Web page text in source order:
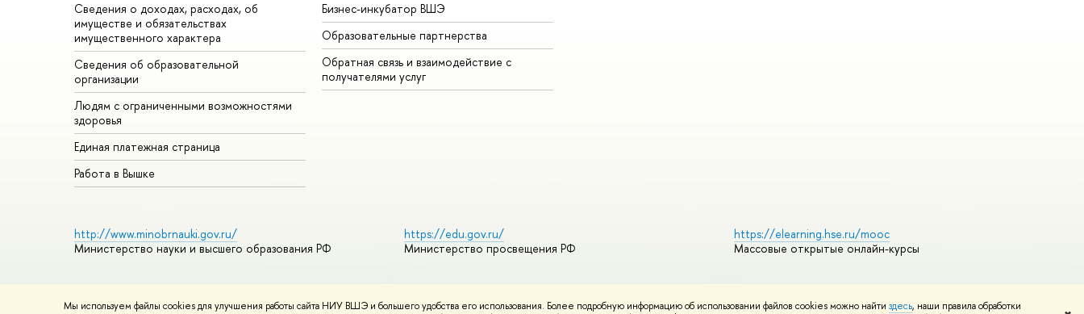
Мы используем файлы cookies для улучшения работы сайта НИУ ВШЭ и большего удобства его использования. Более подробную информацию об использовании файлов cookies можно найти здесь, наши правила обработки
Сведения о доходах, расходах, об
имуществе и обязательствах
имущественного характера
Сведения об образовательной
организации
Людям с ограниченными возможностями
здоровья
Единая платежная страница
Работа в Вышке
Бизнес-инкубатор ВШЭ
Образовательные партнерства
Обратная связь и взаимодействие с
получателями услуг
http://www.minobrnauki.gov.ru/
Министерство науки и высшего образования РФ
https://edu.gov.ru/
Министерство просвещения РФ
https://elearning.hse.ru/mooc
Массовые открытые онлайн-курсы
© НИУ ВШЭ 1993–2026 Адреса и контактыУсловия использования материаловПолитика конфиденциальностиКарта сайта Редактору